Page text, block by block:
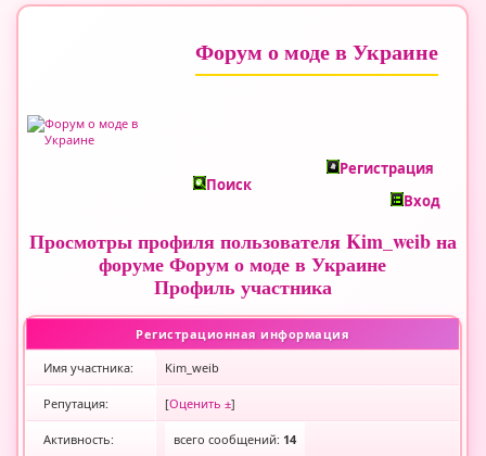
Форум о моде в Украине
Поиск
Регистрация
Вход
Просмотры профиля пользователя Kim_weib на
форуме Форум о моде в Украине
Профиль участника
Регистрационная информация
Имя участника: Kim_weib
Репутация: [Оценить ±]
Активность: всего сообщений: 14